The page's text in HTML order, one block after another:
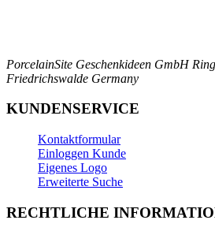
PorcelainSite Geschenkideen GmbH
Friedrichswalde Germany
KUNDENSERVICE
Kontaktformular
Einloggen Kunde
Eigenes Logo
Erweiterte Suche
RECHTLICHE